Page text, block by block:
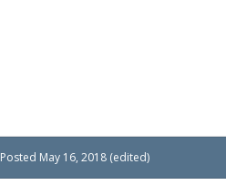
Posted May 16, 2018 (edited)